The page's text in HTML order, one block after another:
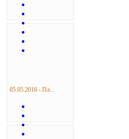
05.05.2016 - Пл...